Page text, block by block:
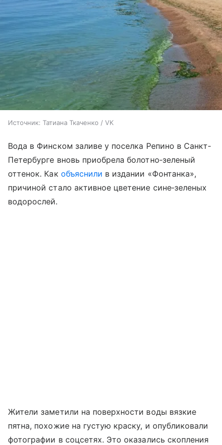
Источник: Татиана Ткаченко / VK
Вода в Финском заливе у поселка Репино в Санкт-
Петербурге вновь приобрела болотно‑зеленый
оттенок. Как объяснили в издании «Фонтанка»,
причиной стало активное цветение сине‑зеленых
водорослей.
Жители заметили на поверхности воды вязкие
пятна, похожие на густую краску, и опубликовали
фотографии в соцсетях. Это оказались скопления